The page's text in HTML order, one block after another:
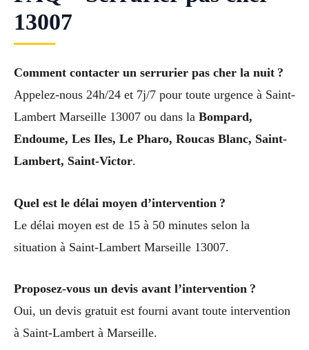
13007
Comment contacter un serrurier pas cher la nuit ?
Appelez-nous 24h/24 et 7j/7 pour toute urgence à Saint-
Lambert Marseille 13007 ou dans la Bompard,
Endoume, Les Iles, Le Pharo, Roucas Blanc, Saint-
Lambert, Saint-Victor.
Quel est le délai moyen d’intervention ?
Le délai moyen est de 15 à 50 minutes selon la
situation à Saint-Lambert Marseille 13007.
Proposez-vous un devis avant l’intervention ?
Oui, un devis gratuit est fourni avant toute intervention
à Saint-Lambert à Marseille.